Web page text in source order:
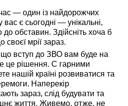
— один із найдорожчих
вас є сьогодні — унікальні,
до обставин. Здійсніть хоча б
мрії зараз.
вступ до ЗВО вам буде на
це рішення. С гарними
нашій країні розвиватися та
Наперекір
зараз, слід будувати та
життя. Живемо, отже, не